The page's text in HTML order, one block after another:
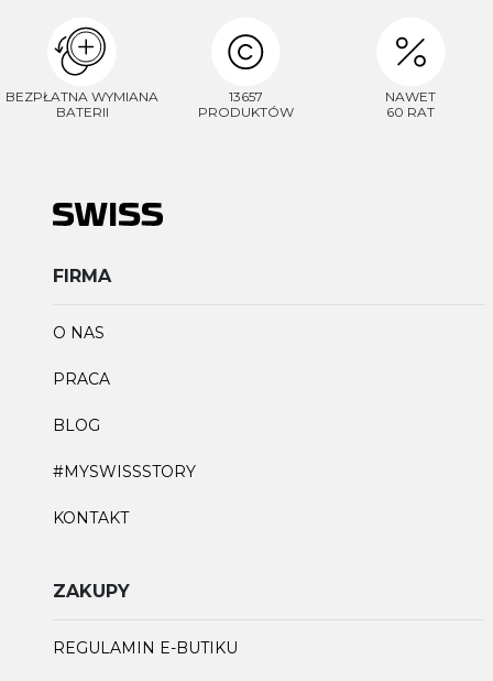
BEZPŁATNA WYMIANA
BATERII
13657
PRODUKTÓW
NAWET
60 RAT
FIRMA
O NAS
PRACA
BLOG
#MYSWISSSTORY
KONTAKT
ZAKUPY
REGULAMIN E-BUTIKU